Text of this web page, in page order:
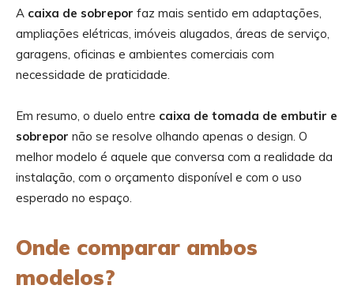
A caixa de sobrepor faz mais sentido em adaptações,
ampliações elétricas, imóveis alugados, áreas de serviço,
garagens, oficinas e ambientes comerciais com
necessidade de praticidade.
Em resumo, o duelo entre caixa de tomada de embutir e
sobrepor não se resolve olhando apenas o design. O
melhor modelo é aquele que conversa com a realidade da
instalação, com o orçamento disponível e com o uso
esperado no espaço.
Onde comparar ambos
modelos?